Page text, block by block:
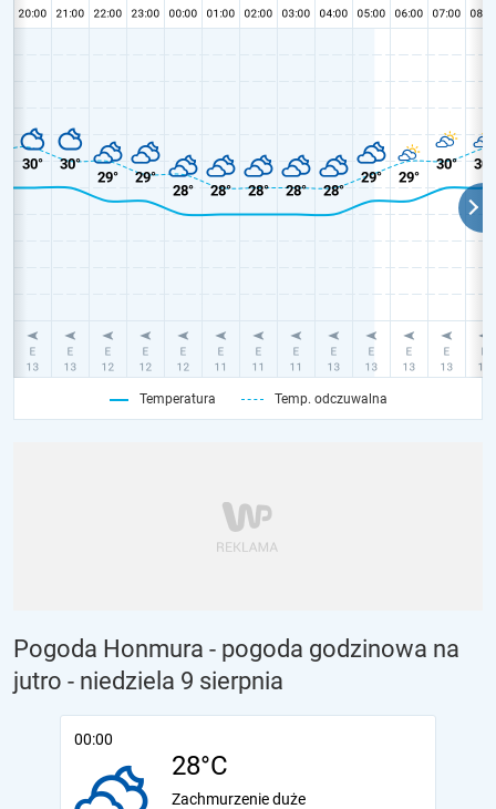
Temperatura Temp. odczuwalna
Pogoda Honmura - pogoda godzinowa na
jutro - niedziela 9 sierpnia
00:00
28°C
Zachmurzenie duże